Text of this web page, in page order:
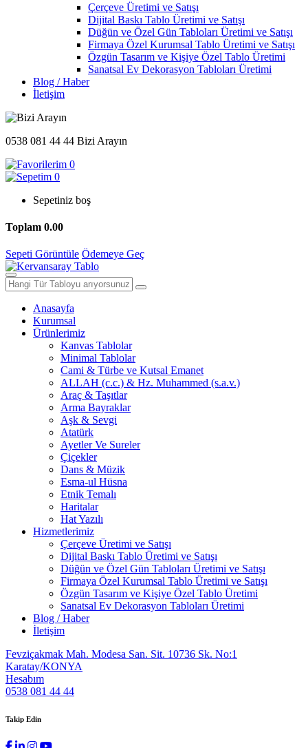
Çerçeve Üretimi ve Satışı
Dijital Baskı Tablo Üretimi ve Satışı
Düğün ve Özel Gün Tabloları Üretimi ve Satışı
Firmaya Özel Kurumsal Tablo Üretimi ve Satışı
Özgün Tasarım ve Kişiye Özel Tablo Üretimi
Sanatsal Ev Dekorasyon Tabloları Üretimi
Blog / Haber
İletişim
0538 081 44 44 Bizi Arayın
0
0
Sepetiniz boş
Toplam 0.00
Sepeti Görüntüle Ödemeye Geç
Anasayfa
Kurumsal
Ürünlerimiz
Kanvas Tablolar
Minimal Tablolar
Cami & Türbe ve Kutsal Emanet
ALLAH (c.c.) & Hz. Muhammed (s.a.v.)
Araç & Taşıtlar
Arma Bayraklar
Aşk & Sevgi
Atatürk
Ayetler Ve Sureler
Çiçekler
Dans & Müzik
Esma-ul Hüsna
Etnik Temalı
Haritalar
Hat Yazılı
Hizmetlerimiz
Çerçeve Üretimi ve Satışı
Dijital Baskı Tablo Üretimi ve Satışı
Düğün ve Özel Gün Tabloları Üretimi ve Satışı
Firmaya Özel Kurumsal Tablo Üretimi ve Satışı
Özgün Tasarım ve Kişiye Özel Tablo Üretimi
Sanatsal Ev Dekorasyon Tabloları Üretimi
Blog / Haber
İletişim
Fevziçakmak Mah. Modesa San. Sit. 10736 Sk. No:1
Karatay/KONYA
Hesabım
0538 081 44 44
Takip Edin